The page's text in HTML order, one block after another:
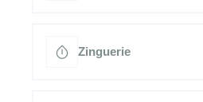
Zinguerie